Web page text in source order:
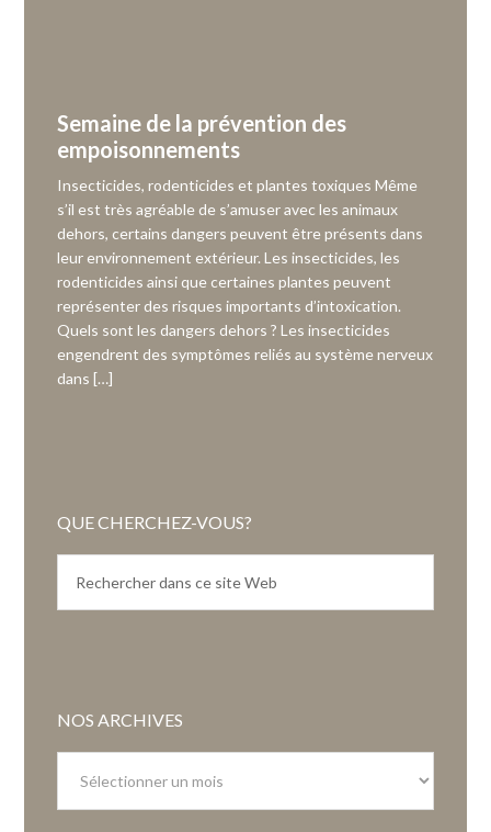
Semaine de la prévention des
empoisonnements
Insecticides, rodenticides et plantes toxiques Même
s’il est très agréable de s’amuser avec les animaux
dehors, certains dangers peuvent être présents dans
leur environnement extérieur. Les insecticides, les
rodenticides ainsi que certaines plantes peuvent
représenter des risques importants d’intoxication.
Quels sont les dangers dehors ? Les insecticides
engendrent des symptômes reliés au système nerveux
dans […]
QUE CHERCHEZ-VOUS?
NOS ARCHIVES
archives